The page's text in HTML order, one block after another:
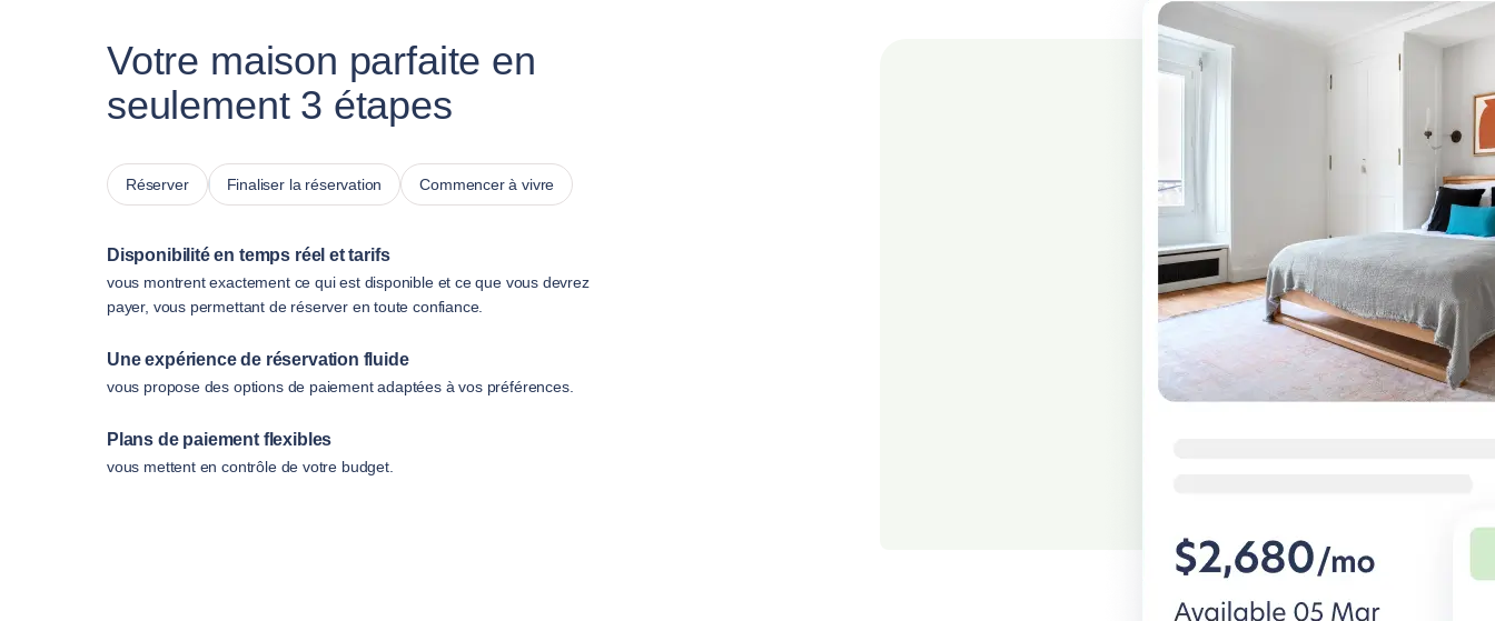
Votre maison parfaite en
seulement 3 étapes
Réserver Finaliser la réservation Commencer à vivre
Disponibilité en temps réel et tarifs
vous montrent exactement ce qui est disponible et ce que vous devrez
payer, vous permettant de réserver en toute confiance.
Une expérience de réservation fluide
vous propose des options de paiement adaptées à vos préférences.
Plans de paiement flexibles
vous mettent en contrôle de votre budget.